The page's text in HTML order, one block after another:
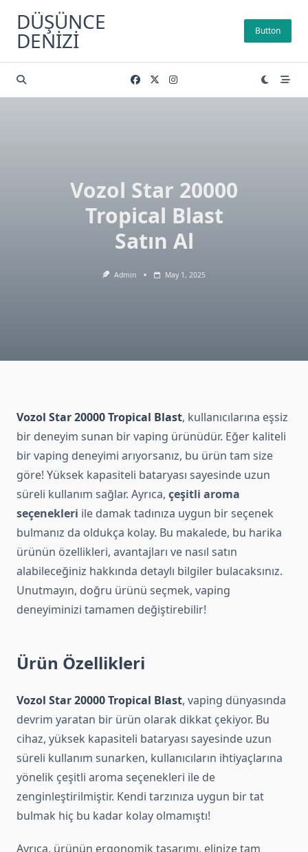
content
DÜŞÜNCE
DENIZI Button
Vozol Star 20000
Tropical Blast
Satın Al
Admin May 1, 2025
Vozol Star 20000 Tropical Blast, kullanıcılarına eşsiz
bir deneyim sunan bir vaping ürünüdür. Eğer kaliteli
bir vaping deneyimi arıyorsanız, bu ürün tam size
göre! Yüksek kapasiteli bataryası sayesinde uzun
süreli kullanım sağlar. Ayrıca, çeşitli aroma
seçenekleri ile damak tadınıza uygun bir seçenek
bulmanız da oldukça kolay. Bu makalede, bu harika
ürünün özellikleri, avantajları ve nasıl satın
alabileceğiniz hakkında detaylı bilgiler bulacaksınız.
Unutmayın, doğru ürünü seçmek, vaping
deneyiminizi tamamen değiştirebilir!
Ürün Özellikleri
Vozol Star 20000 Tropical Blast, vaping dünyasında
devrim yaratan bir ürün olarak dikkat çekiyor. Bu
cihaz, yüksek kapasiteli bataryası sayesinde uzun
süreli kullanım sunarken, kullanıcıların ihtiyaçlarına
yönelik çeşitli aroma seçenekleri ile de
zenginleştirilmiştir. Kendi tarzınıza uygun bir tat
bulmak hiç bu kadar kolay olmamıştı!
Ayrıca, ürünün ergonomik tasarımı, elinize tam